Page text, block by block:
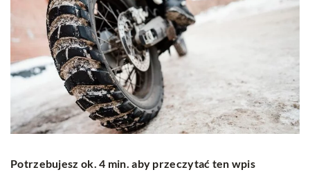
Potrzebujesz ok. 4 min. aby przeczytać ten wpis